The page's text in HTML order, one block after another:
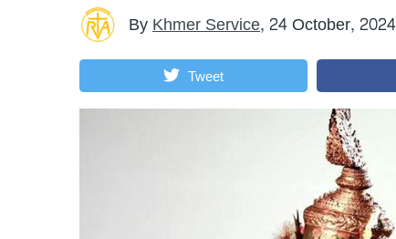
ByKhmer Service, 24 October, 2024
Tweet